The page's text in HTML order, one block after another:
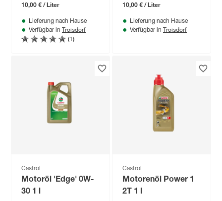
10,00 € / Liter
Lieferung nach Hause
Verfügbar in Troisdorf
(1)
10,00 € / Liter
Lieferung nach Hause
Verfügbar in Troisdorf
Castrol
Motoröl 'Edge' 0W-
30 1 l
Castrol
Motorenöl Power 1
2T 1 l